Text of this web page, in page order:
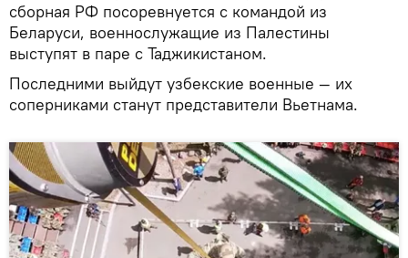
сборная РФ посоревнуется с командой из
Беларуси, военнослужащие из Палестины
выступят в паре с Таджикистаном.
Последними выйдут узбекские военные — их
соперниками станут представители Вьетнама.